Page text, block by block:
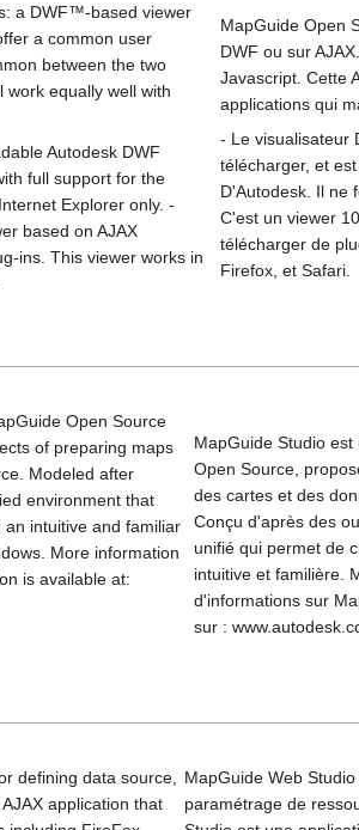
a DWF™-based viewer
a common user
between the two
work equally well with
Autodesk DWF
full support for the
Explorer only. -
based on AJAX
ins. This viewer works in
MapGuide Open
DWF ou sur
Javascript. Cette
applications qui
- Le visualisateur
télécharger, et
D'Autodesk. Il ne
C'est un viewer
télécharger de
Firefox, et Safari.
Open Source
of preparing maps
Modeled after
environment that
intuitive and familiar
More information
is available at:
MapGuide Studio
Open Source,
des cartes et des
Conçu d'après des
unifié qui permet de
intuitive et familière.
d'informations sur
sur :
defining data source,
application that
MapGuide Web
paramétrage de